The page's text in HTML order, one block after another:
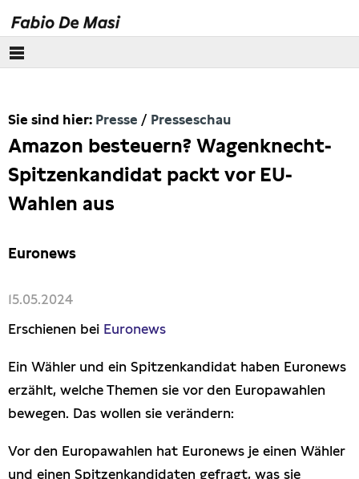
Europäisches Parlament
Themen
Presse
Artikel
Publikationen
Anfragen (Archivseite)
Sie sind hier: Presse Presseschau
Amazon besteuern? Wagenknecht-
Spitzenkandidat packt vor EU-
Wahlen aus
Euronews
15.05.2024
Erschienen bei Euronews
Ein Wähler und ein Spitzenkandidat haben Euronews
erzählt, welche Themen sie vor den Europawahlen
bewegen. Das wollen sie verändern:
Vor den Europawahlen hat Euronews je einen Wähler
und einen Spitzenkandidaten gefragt, was sie